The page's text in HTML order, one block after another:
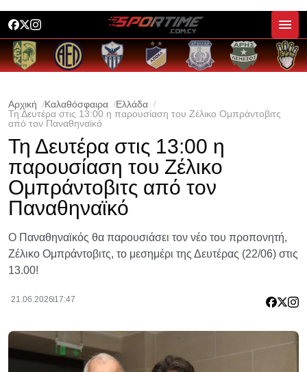
Αρχική Καλαθόσφαιρα
Ελλάδα
Τη Δευτέρα στις 13:00 η παρουσίαση του Ζέλικο Ομπράντοβιτς
από τον Παναθηναϊκό
Τη Δευτέρα στις 13:00 η
παρουσίαση του Ζέλικο
Ομπράντοβιτς από τον
Παναθηναϊκό
Ο Παναθηναϊκός θα παρουσιάσει τον νέο του προπονητή,
Ζέλικο Ομπράντοβιτς, το μεσημέρι της Δευτέρας (22/06) στις
13.00!
21.06.2026 17:47